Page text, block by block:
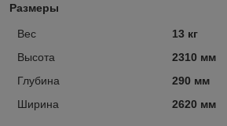
Размеры
Вес
13 кг
Высота
2310 мм
Глубина
290 мм
Ширина
2620 мм